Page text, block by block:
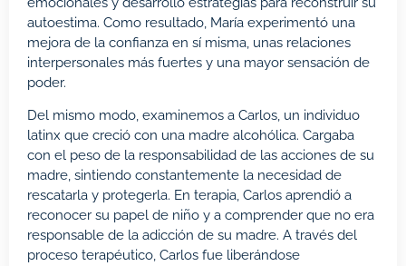
autoestima. Como resultado, María experimentó una
mejora de la confianza en sí misma, unas relaciones
interpersonales más fuertes y una mayor sensación de
poder.
Del mismo modo, examinemos a Carlos, un individuo
latinx que creció con una madre alcohólica. Cargaba
con el peso de la responsabilidad de las acciones de su
madre, sintiendo constantemente la necesidad de
rescatarla y protegerla. En terapia, Carlos aprendió a
reconocer su papel de niño y a comprender que no era
responsable de la adicción de su madre. A través del
proceso terapéutico, Carlos fue liberándose